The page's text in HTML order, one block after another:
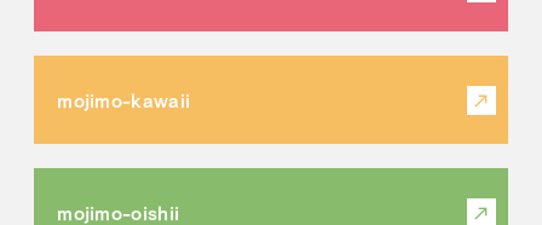
mojimo-kawaii
mojimo-oishii